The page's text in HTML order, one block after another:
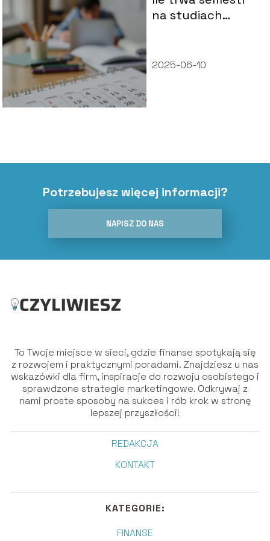
na studiach
2025-06-10
Potrzebujesz więcej informacji?
NAPISZ DO NAS
To Twoje miejsce w sieci, gdzie finanse spotykają się
z rozwojem i praktycznymi poradami. Znajdziesz u nas
wskazówki dla firm, inspiracje do rozwoju osobistego i
sprawdzone strategie marketingowe. Odkrywaj z
nami proste sposoby na sukces i rób krok w stronę
lepszej przyszłości!
REDAKCJA
KONTAKT
KATEGORIE:
FINANSE